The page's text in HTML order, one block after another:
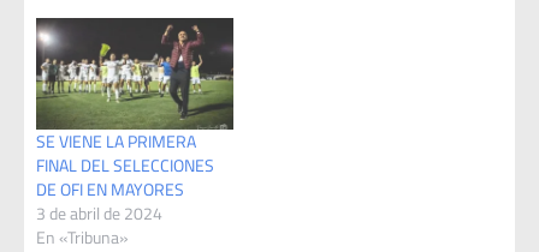
Miguel AzuricaEntradas
Vendidas: 1.200Goles: 20’
pt Mateo Colombo, 38’ pt
Dilan Carrato ,49’ st Marcos
Lavandeira (Fda)Nota: 38’
st Francisco Paredes…
SE VIENE LA PRIMERA
FINAL DEL SELECCIONES
DE OFI EN MAYORES
3 de abril de 2024
En «Tribuna»